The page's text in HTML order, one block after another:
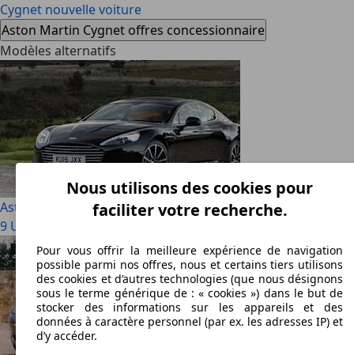
Cygnet nouvelle voiture
Aston Martin Cygnet offres concessionnaire
Modèles alternatifs
Aston Martin Rapide
9 Utilisé à partir de € 59 990
Nous utilisons des cookies pour
faciliter votre recherche.
Pour vous offrir la meilleure expérience de navigation
possible parmi nos offres, nous et certains tiers utilisons
des cookies et d’autres technologies (que nous désignons
sous le terme générique de : « cookies ») dans le but de
stocker des informations sur les appareils et des
données à caractère personnel (par ex. les adresses IP) et
d’y accéder.